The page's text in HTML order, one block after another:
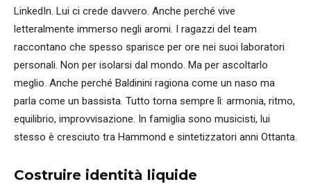
LinkedIn. Lui ci crede davvero. Anche perché vive
letteralmente immerso negli aromi. I ragazzi del team
raccontano che spesso sparisce per ore nei suoi laboratori
personali. Non per isolarsi dal mondo. Ma per ascoltarlo
meglio. Anche perché Baldinini ragiona come un naso ma
parla come un bassista. Tutto torna sempre lì: armonia, ritmo,
equilibrio, improvvisazione. In famiglia sono musicisti, lui
stesso è cresciuto tra Hammond e sintetizzatori anni Ottanta.
Costruire identità liquide